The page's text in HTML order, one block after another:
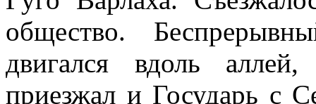
общество.
двигался вдоль
приезжал и Государь с